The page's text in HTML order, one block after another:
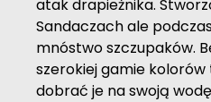
atak drapieżnika.
Sandaczach ale
mnóstwo szczupaków.
szerokiej gamie kolorów
dobrać je na swoją